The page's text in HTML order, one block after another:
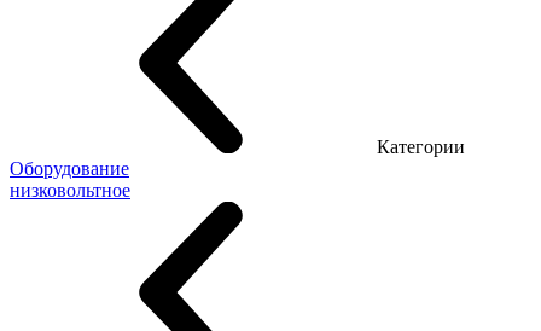
Категории
Оборудование
низковольтное